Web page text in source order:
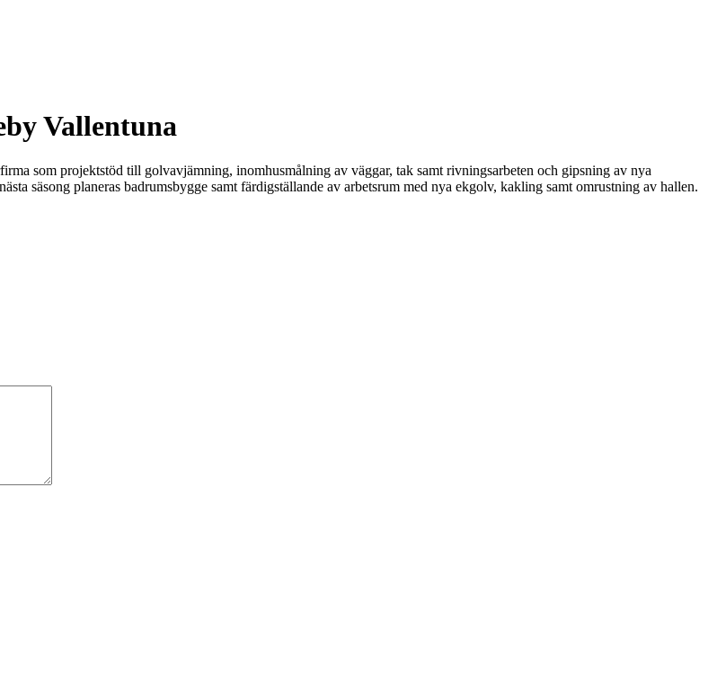
Vallentuna
som projektstöd till golvavjämning, inomhusmålning av väggar, tak samt rivningsarbeten och gipsning av nya
säsong planeras badrumsbygge samt färdigställande av arbetsrum med nya ekgolv, kakling samt omrustning av hallen.